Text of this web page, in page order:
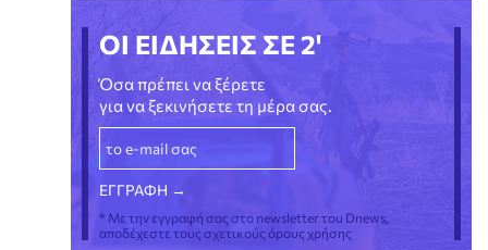
ΟΙ ΕΙΔΗΣΕΙΣ ΣΕ 2'
Όσα πρέπει να ξέρετε
για να ξεκινήσετε τη μέρα σας.
* Με την εγγραφή σας στο newsletter του Dnews,
αποδέχεστε τους σχετικούς όρους χρήσης